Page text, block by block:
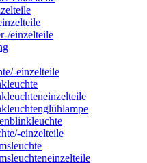
einzelteile
einzelteile
einzelteile